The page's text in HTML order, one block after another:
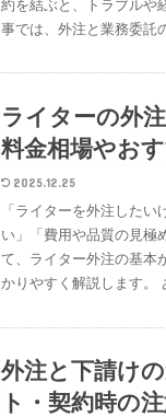
約を結ぶと、トラブルや
事では、外注と業務委託
ライターの外
料金相場やお
2025.12.25
「ライターを外注した
い」「費用や品質の見極
て、ライター外注の基本
かりやすく解説します。
外注と下請け
ト・契約時の